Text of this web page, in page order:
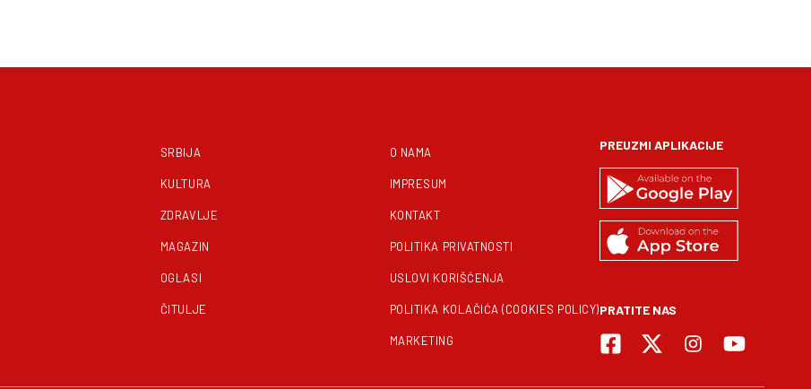
SRBIJA
KULTURA
ZDRAVLJE
MAGAZIN
OGLASI
ČITULJE
O NAMA
IMPRESUM
KONTAKT
POLITIKA PRIVATNOSTI
USLOVI KORIŠĆENJA
POLITIKA KOLAČIĆA (COOKIES POLICY)
MARKETING
PREUZMI APLIKACIJE
PRATITE NAS